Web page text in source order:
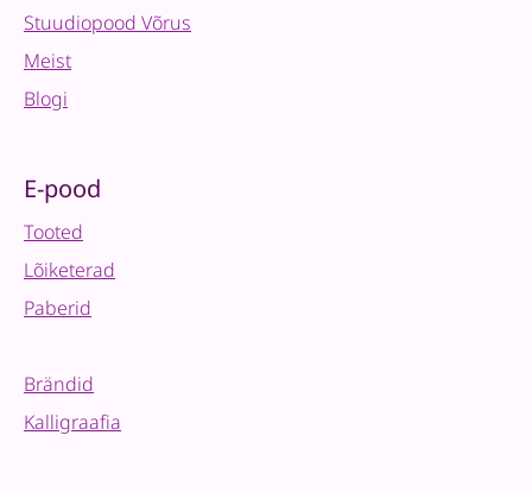
Stuudiopood Võrus
Meist
Blogi
E-pood
Tooted
Lõiketerad
Paberid
Brändid
Kalligraafia